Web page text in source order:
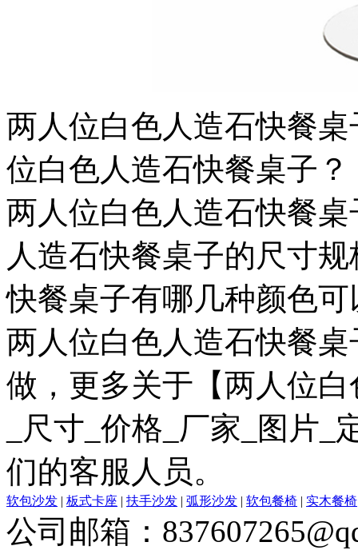
两人位白色人造石快餐
位白色人造石快餐桌子？
两人位白色人造石快餐
人造石快餐桌子的尺寸
快餐桌子有哪几种颜色
两人位白色人造石快餐
做，更多关于【两人位
_尺寸_价格_厂家_图片
们的客服人员。
软包沙发 | 板式卡座 | 扶手沙发 | 弧形沙发 | 软包餐椅 | 实木餐椅
公司邮箱：